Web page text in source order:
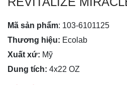
Mã sản phẩm: 103-6101125
Thương hiệu: Ecolab
Xuất xứ: Mỹ
Dung tích: 4x22 OZ